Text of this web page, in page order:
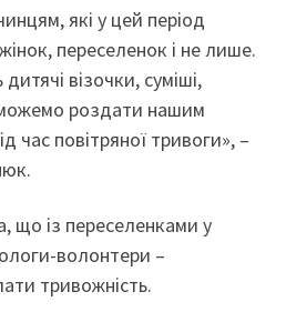
які у цей період
переселенок і не лише.
візочки, суміші,
роздати нашим
час повітряної тривоги», –
що із переселенками у
волонтери –
тривожність.